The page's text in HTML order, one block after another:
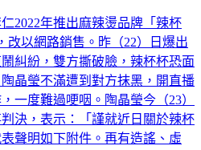
2022年推出麻辣燙品牌「辣杯
改以網路銷售。昨（22）日爆出
糾紛，雙方撕破臉，辣杯杯恐面
晶瑩不滿遭到對方抹黑，開直播
一度難過哽咽。陶晶瑩今（23）
決，表示：「謹就近日關於辣杯
聲明如下附件。再有造謠、虛